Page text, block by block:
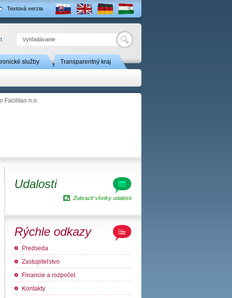
Textová verzia
Hľadať
služby Transparentný kraj
Facilitas n.o.
Udalosti
Zobraziť všetky udalosti
Rýchle odkazy
Predseda
Zastupiteľstvo
Financie a rozpočet
Kontakty